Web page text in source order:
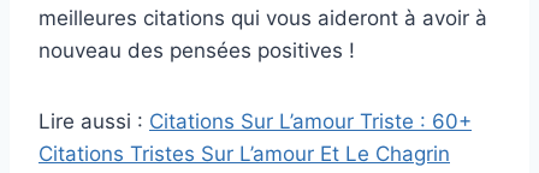
meilleures citations qui vous aideront à avoir à
nouveau des pensées positives !
Lire aussi : Citations Sur L’amour Triste : 60+
Citations Tristes Sur L’amour Et Le Chagrin